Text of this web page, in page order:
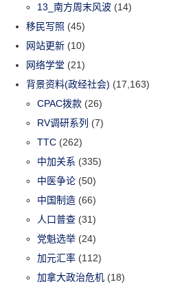
13_南方周末风波 (14)
移民写照 (45)
网站更新 (10)
网络学堂 (21)
背景资料(政经社会) (17,163)
CPAC拨款 (26)
RV调研系列 (7)
TTC (262)
中加关系 (335)
中医争论 (50)
中国制造 (66)
人口普查 (31)
党魁选举 (24)
加元汇率 (112)
加拿大政治危机 (18)